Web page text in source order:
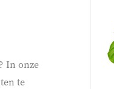
In onze
te